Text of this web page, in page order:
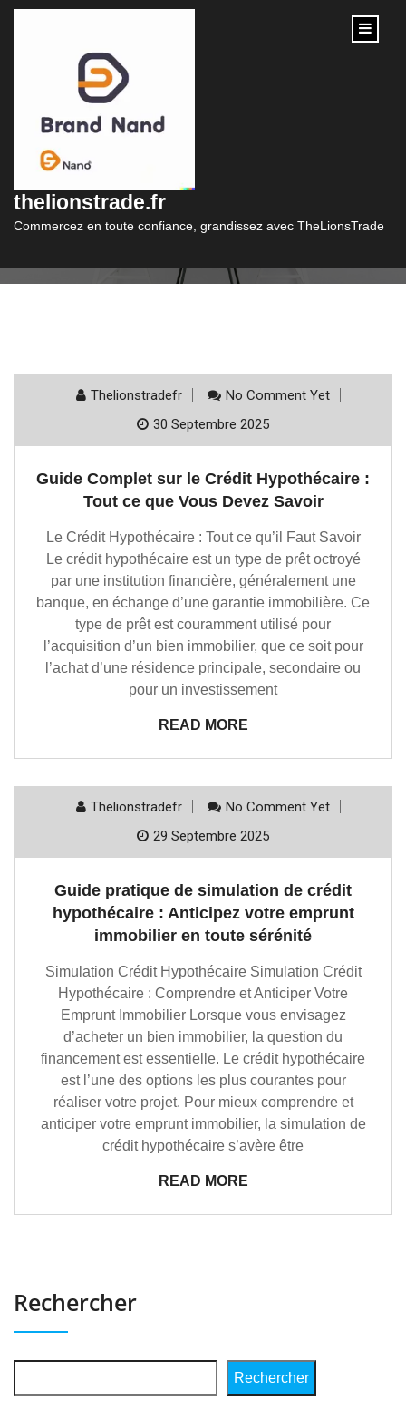
content
thelionstrade.fr
Commercez en toute confiance, grandissez avec TheLionsTrade
Thelionstradefr
No Comment Yet
30 Septembre 2025
Guide Complet sur le Crédit Hypothécaire :
Tout ce que Vous Devez Savoir
Le Crédit Hypothécaire : Tout ce qu’il Faut Savoir
Le crédit hypothécaire est un type de prêt octroyé
par une institution financière, généralement une
banque, en échange d’une garantie immobilière. Ce
type de prêt est couramment utilisé pour
l’acquisition d’un bien immobilier, que ce soit pour
l’achat d’une résidence principale, secondaire ou
pour un investissement
READ MORE
Thelionstradefr
No Comment Yet
29 Septembre 2025
Guide pratique de simulation de crédit
hypothécaire : Anticipez votre emprunt
immobilier en toute sérénité
Simulation Crédit Hypothécaire Simulation Crédit
Hypothécaire : Comprendre et Anticiper Votre
Emprunt Immobilier Lorsque vous envisagez
d’acheter un bien immobilier, la question du
financement est essentielle. Le crédit hypothécaire
est l’une des options les plus courantes pour
réaliser votre projet. Pour mieux comprendre et
anticiper votre emprunt immobilier, la simulation de
crédit hypothécaire s’avère être
READ MORE
Rechercher
Rechercher